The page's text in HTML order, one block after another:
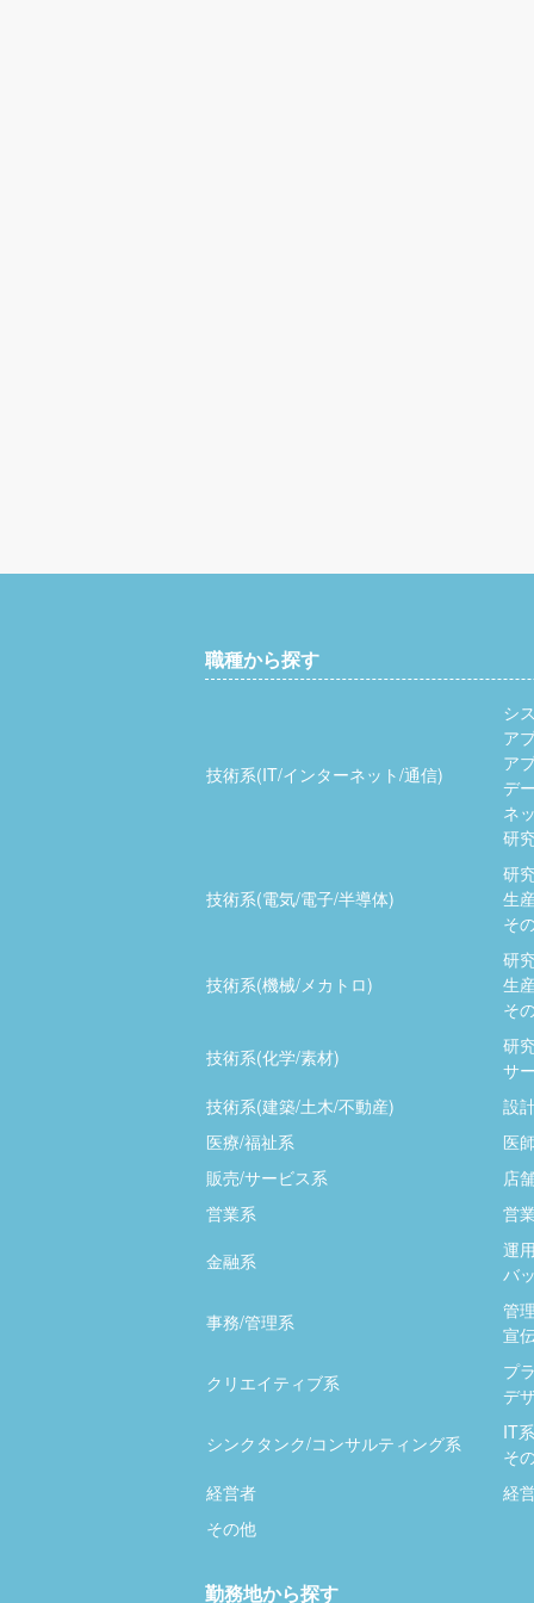
職種から探す
技術系(IT/インターネット/通信)
シ
ア
ア
デ
ネ
研
技術系(電気/電子/半導体)
研
生
そ
技術系(機械/メカトロ)
研
生
そ
技術系(化学/素材)
研
サ
技術系(建築/土木/不動産)
設
医療/福祉系
医
販売/サービス系
店
営業系
営
金融系
運
バ
事務/管理系
管
宣
クリエイティブ系
プ
デ
シンクタンク/コンサルティング系
IT
そ
経営者
経
その他
勤務地から探す